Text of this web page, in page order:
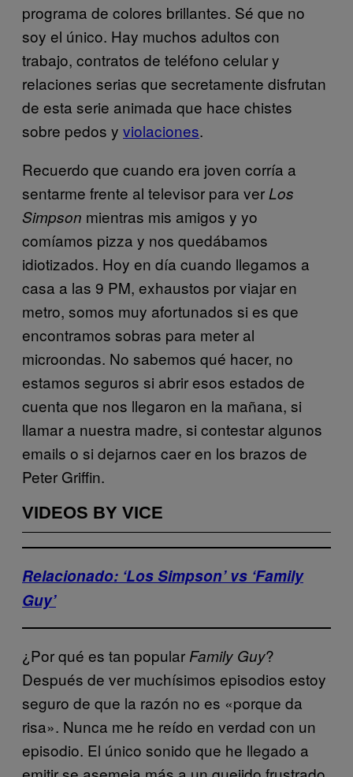
programa de colores brillantes. Sé que no
soy el único. Hay muchos adultos con
trabajo, contratos de teléfono celular y
relaciones serias que secretamente disfrutan
de esta serie animada que hace chistes
sobre pedos y violaciones.
Recuerdo que cuando era joven corría a
sentarme frente al televisor para ver Los
Simpson mientras mis amigos y yo
comíamos pizza y nos quedábamos
idiotizados. Hoy en día cuando llegamos a
casa a las 9 PM, exhaustos por viajar en
metro, somos muy afortunados si es que
encontramos sobras para meter al
microondas. No sabemos qué hacer, no
estamos seguros si abrir esos estados de
cuenta que nos llegaron en la mañana, si
llamar a nuestra madre, si contestar algunos
emails o si dejarnos caer en los brazos de
Peter Griffin.
VIDEOS BY VICE
Relacionado: ‘Los Simpson’ vs ‘Family
Guy’
¿Por qué es tan popular Family Guy?
Después de ver muchísimos episodios estoy
seguro de que la razón no es «porque da
risa». Nunca me he reído en verdad con un
episodio. El único sonido que he llegado a